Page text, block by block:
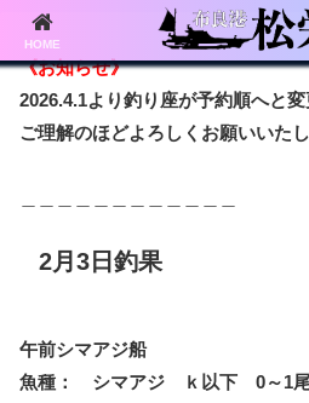
《お知らせ》
2026.4.1より釣り座が予約順へと
ご理解のほどよろしくお願いいた
2月3日釣果
午前シマアジ船
魚種： シマアジ ｋ以下 0～1
HOME